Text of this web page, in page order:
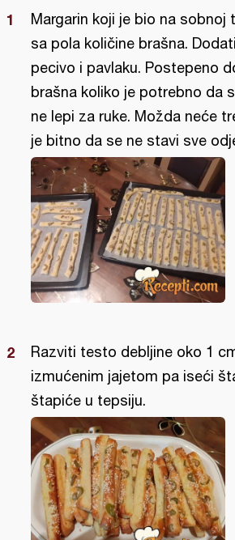
Margarin koji je bio na
sa pola količine brašna.
pecivo i pavlaku. Postepeno
brašna koliko je potrebno da
ne lepi za ruke. Možda neće
je bitno da se ne stavi sve
Razviti testo debljine oko 1
izmućenim jajetom pa iseći
štapiće u tepsiju.